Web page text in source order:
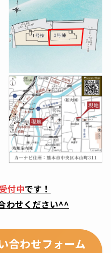
付中です！
わせください^^
合わせフォーム